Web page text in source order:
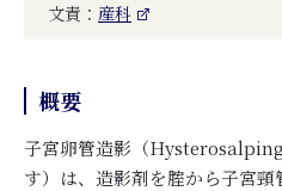
文責： 産科
概要
子宮卵管造影（
す）は、造影剤を腟から子宮